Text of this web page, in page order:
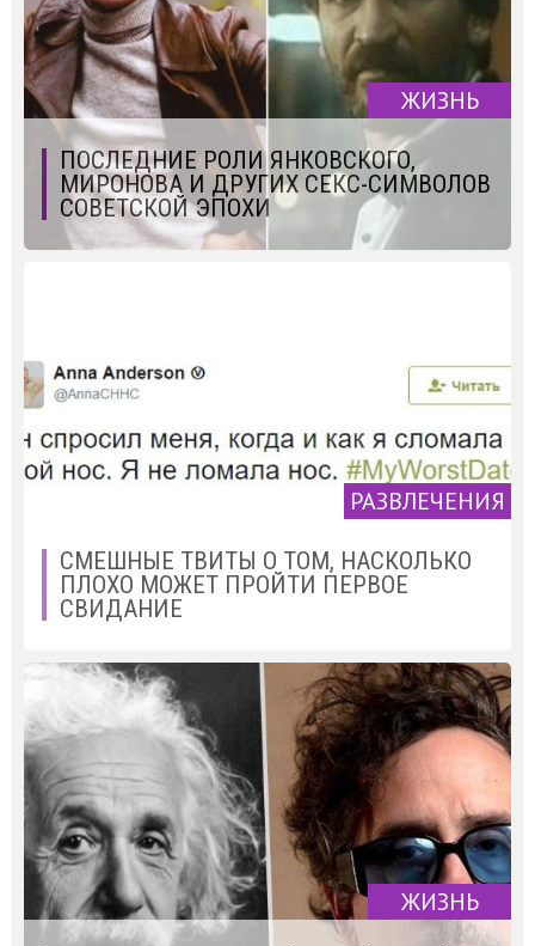
ЖИЗНЬ
ПОСЛЕДНИЕ РОЛИ ЯНКОВСКОГО,
МИРОНОВА И ДРУГИХ СЕКС-СИМВОЛОВ
СОВЕТСКОЙ ЭПОХИ
РАЗВЛЕЧЕНИЯ
СМЕШНЫЕ ТВИТЫ О ТОМ, НАСКОЛЬКО
ПЛОХО МОЖЕТ ПРОЙТИ ПЕРВОЕ
СВИДАНИЕ
ЖИЗНЬ